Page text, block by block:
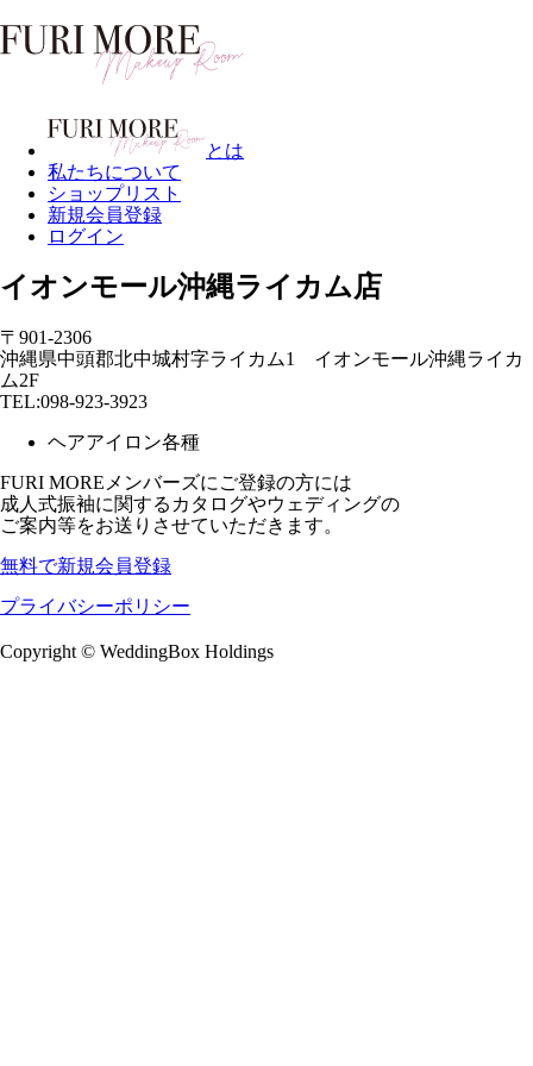
とは
私たちについて
ショップリスト
新規会員登録
ログイン
イオンモール沖縄ライカム店
〒901-2306
沖縄県中頭郡北中城村字ライカム1 イオンモール沖縄ライカ
ム2F
TEL:098-923-3923
ヘアアイロン各種
FURI MOREメンバーズにご登録の方には
成人式振袖に関するカタログやウェディングの
ご案内等をお送りさせていただきます。
無料で新規会員登録
プライバシーポリシー
Copyright © WeddingBox Holdings